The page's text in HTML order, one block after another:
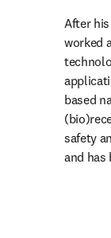
After
worked
based
safety
and has